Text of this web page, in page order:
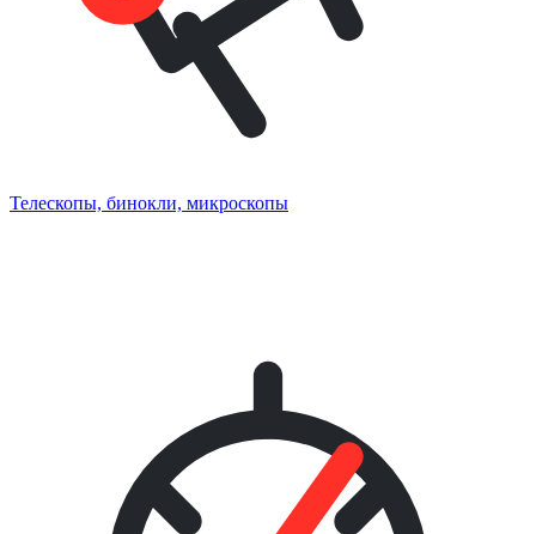
Телескопы, бинокли, микроскопы